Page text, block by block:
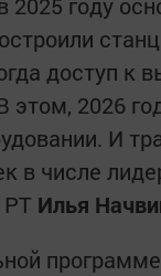
доступ к
этом, 2026
И
в числе
РТ Илья